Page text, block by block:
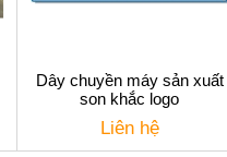
Dây chuyền máy sản xuất
son khắc logo
Liên hệ